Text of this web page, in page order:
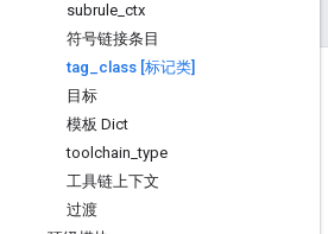
subrule ctx
符号链接条目
tag
class [标记类]
目标
模板 Dict
toolchain _type
工具链上下文
过渡
掌握动态
GitHub